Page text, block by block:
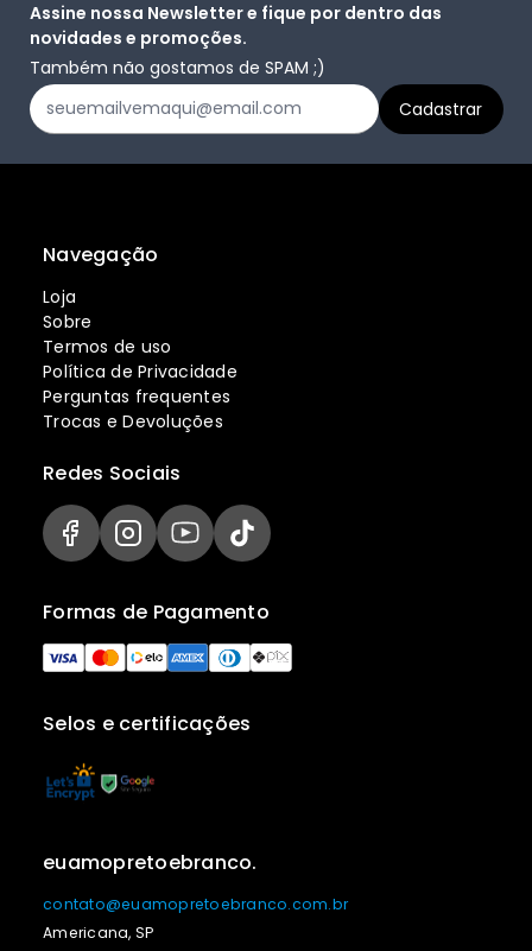
Assine nossa Newsletter e fique por dentro das
novidades e promoções.
Também não gostamos de SPAM ;)
Navegação
Loja
Sobre
Termos de uso
Política de Privacidade
Perguntas frequentes
Trocas e Devoluções
Selos e certificações
Formas de Pagamento
Redes Sociais
euamopretoebranco.
contato@euamopretoebranco.com.br
Americana, SP